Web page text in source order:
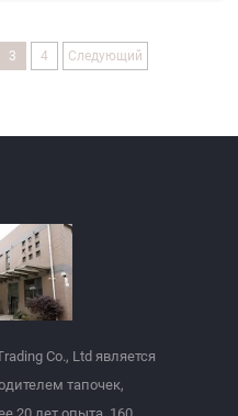
3 4 Следующий
Co., Ltd является
тапочек,